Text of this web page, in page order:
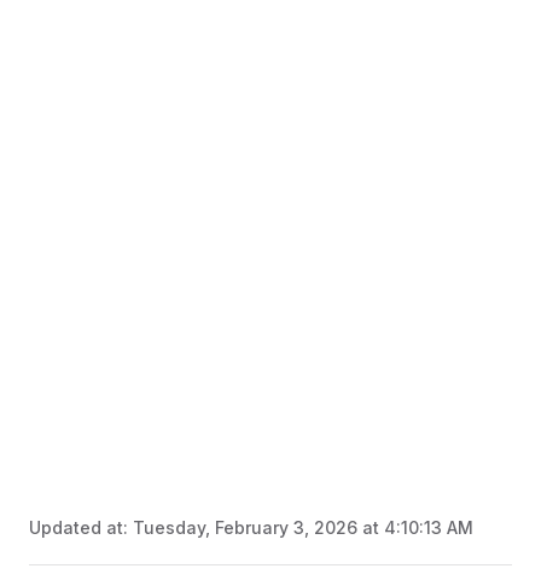
Updated at: Tuesday, February 3, 2026 at 4:10:13 AM